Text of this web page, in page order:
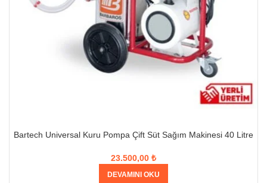
Bartech Universal Kuru Pompa Çift Süt Sağım Makinesi 40 Litre
23.500,00 ₺
DEVAMINI OKU